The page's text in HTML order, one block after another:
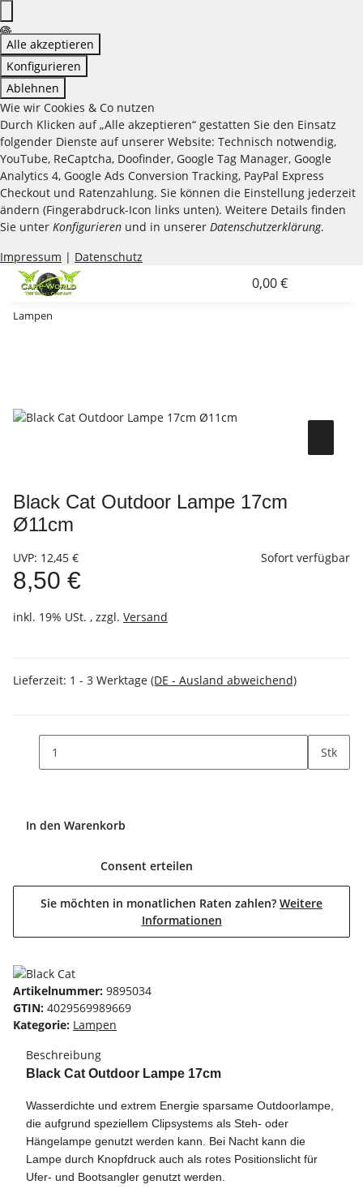
Alle akzeptieren
Konfigurieren
Ablehnen
Wie wir Cookies & Co nutzen
Durch Klicken auf „Alle akzeptieren“ gestatten Sie den Einsatz
folgender Dienste auf unserer Website: Technisch notwendig,
YouTube, ReCaptcha, Doofinder, Google Tag Manager, Google
Analytics 4, Google Ads Conversion Tracking, PayPal Express
Checkout und Ratenzahlung. Sie können die Einstellung jederzeit
ändern (Fingerabdruck-Icon links unten). Weitere Details finden
Sie unter Konfigurieren und in unserer Datenschutzerklärung.
Impressum | Datenschutz
0,00 €
Lampen
Black Cat Outdoor Lampe 17cm
Ø11cm
UVP: 12,45 €
8,50 €
inkl. 19% USt. , zzgl. Versand
Sofort verfügbar
Lieferzeit: 1 - 3 Werktage (DE - Ausland abweichend)
Stk
In den Warenkorb
Consent erteilen
Sie möchten in monatlichen Raten zahlen? Weitere
Informationen
Artikelnummer: 9895034
GTIN: 4029569989669
Kategorie: Lampen
Beschreibung
Black Cat Outdoor Lampe 17cm
Wasserdichte und extrem Energie sparsame Outdoorlampe,
die aufgrund speziellem Clipsystems als Steh- oder
Hängelampe genutzt werden kann. Bei Nacht kann die
Lampe durch Knopfdruck auch als rotes Positionslicht für
Ufer- und Bootsangler genutzt werden.